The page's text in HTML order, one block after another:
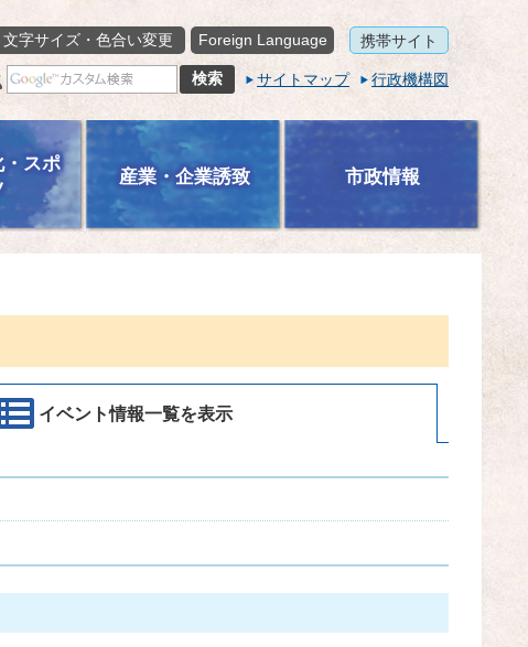
文字サイズ・色合い変更
Foreign Language 携帯サイト
サイトマップ 行政機構図
スポ
産業・企業誘致 市政情報
イベント情報一覧を表示